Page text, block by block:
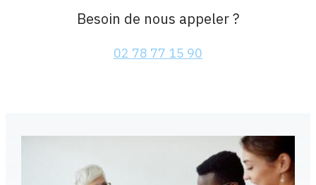
Besoin de nous appeler ?
02 78 77 15 90